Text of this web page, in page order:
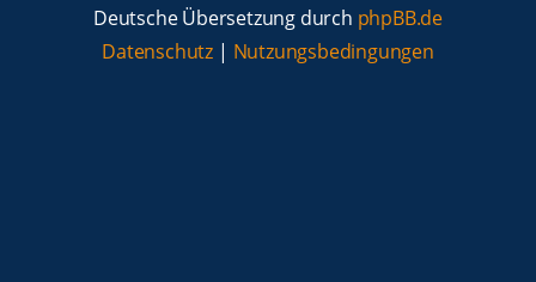
Deutsche Übersetzung durch phpBB.de
Datenschutz | Nutzungsbedingungen